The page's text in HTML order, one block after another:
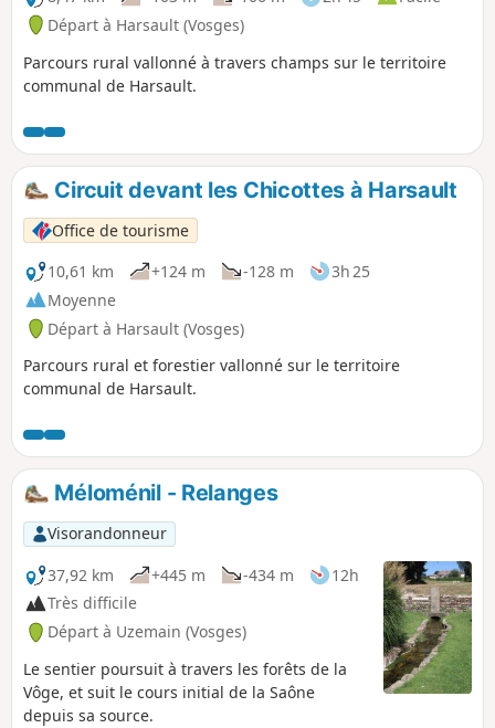
Départ à Harsault (Vosges)
Parcours rural vallonné à travers champs sur le territoire
communal de Harsault.
Circuit devant les Chicottes à Harsault
Office de tourisme
10,61 km
+124 m -128 m
3h 25
Moyenne
Départ à Harsault (Vosges)
Parcours rural et forestier vallonné sur le territoire
communal de Harsault.
Méloménil - Relanges
Visorandonneur
37,92 km
+445 m -434 m
12h
Très difficile
Départ à Uzemain (Vosges)
Le sentier poursuit à travers les forêts de la
Vôge, et suit le cours initial de la Saône
depuis sa source.